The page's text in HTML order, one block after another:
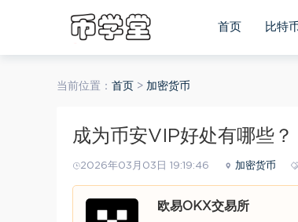
首页 比特
当前位置： 首页 > 加密货币
成为币安VIP好处有哪些
2026年03月03日 19:19:46 加密货币
欧易OKX交易所